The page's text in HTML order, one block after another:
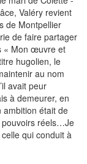
Valéry revient
de Montpellier
de faire partager
« Mon œuvre et
hugolien, le
au nom
avait peur
à demeurer, en
était de
pouvoirs réels…Je
celle qui conduit à